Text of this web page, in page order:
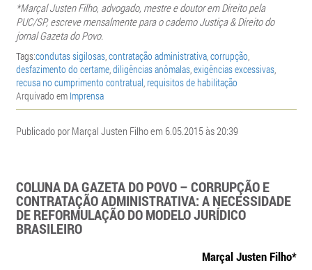
*Marçal Justen Filho, advogado, mestre e doutor em Direito pela
PUC/SP, escreve mensalmente para o caderno Justiça & Direito do
jornal Gazeta do Povo.
Tags:condutas sigilosas,contratação administrativa,corrupção,
desfazimento do certame,diligências anômalas,exigências excessivas,
recusa no cumprimento contratual, requisitos de habilitação
Arquivado em Imprensa
Publicado por Marçal Justen Filho em 6.05.2015 às 20:39
COLUNA DA GAZETA DO POVO – CORRUPÇÃO E
CONTRATAÇÃO ADMINISTRATIVA: A NECESSIDADE
DE REFORMULAÇÃO DO MODELO JURÍDICO
BRASILEIRO
Marçal Justen Filho*